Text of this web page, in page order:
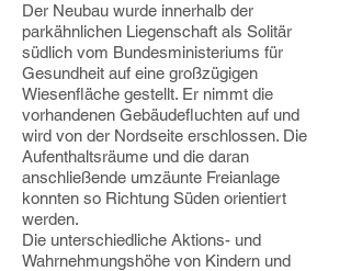
Der Neubau wurde innerhalb der
parkähnlichen Liegenschaft als Solitär
südlich vom Bundesministeriums für
Gesundheit auf eine großzügigen
Wiesenfläche gestellt. Er nimmt die
vorhandenen Gebäudefluchten auf und
wird von der Nordseite erschlossen. Die
Aufenthaltsräume und die daran
anschließende umzäunte Freianlage
konnten so Richtung Süden orientiert
werden.
Die unterschiedliche Aktions- und
Wahrnehmungshöhe von Kindern und